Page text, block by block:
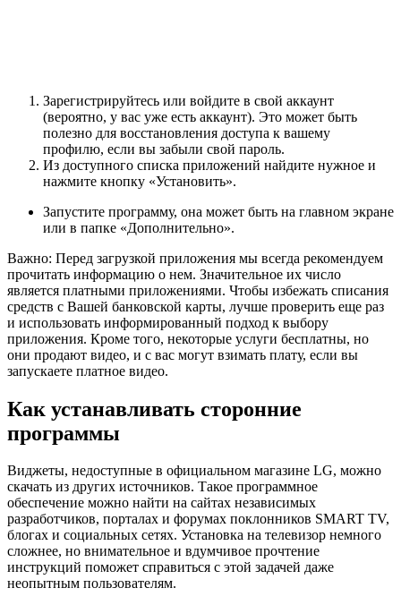
Зарегистрируйтесь или войдите в свой аккаунт
(вероятно, у вас уже есть аккаунт). Это может быть
полезно для восстановления доступа к вашему
профилю, если вы забыли свой пароль.
Из доступного списка приложений найдите нужное и
нажмите кнопку «Установить».
Запустите программу, она может быть на главном экране
или в папке «Дополнительно».
Важно: Перед загрузкой приложения мы всегда рекомендуем
прочитать информацию о нем. Значительное их число
является платными приложениями. Чтобы избежать списания
средств с Вашей банковской карты, лучше проверить еще раз
и использовать информированный подход к выбору
приложения. Кроме того, некоторые услуги бесплатны, но
они продают видео, и с вас могут взимать плату, если вы
запускаете платное видео.
Как устанавливать сторонние
программы
Виджеты, недоступные в официальном магазине LG, можно
скачать из других источников. Такое программное
обеспечение можно найти на сайтах независимых
разработчиков, порталах и форумах поклонников SMART TV,
блогах и социальных сетях. Установка на телевизор немного
сложнее, но внимательное и вдумчивое прочтение
инструкций поможет справиться с этой задачей даже
неопытным пользователям.